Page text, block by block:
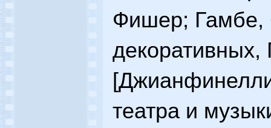
Фишер; Гамбе,
декоративных,
театра и